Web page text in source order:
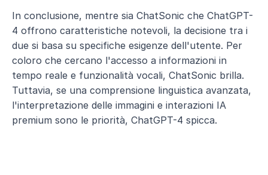
In conclusione, mentre sia ChatSonic che ChatGPT-
4 offrono caratteristiche notevoli, la decisione tra i
due si basa su specifiche esigenze dell'utente. Per
coloro che cercano l'accesso a informazioni in
tempo reale e funzionalità vocali, ChatSonic brilla.
Tuttavia, se una comprensione linguistica avanzata,
l'interpretazione delle immagini e interazioni IA
premium sono le priorità, ChatGPT-4 spicca.